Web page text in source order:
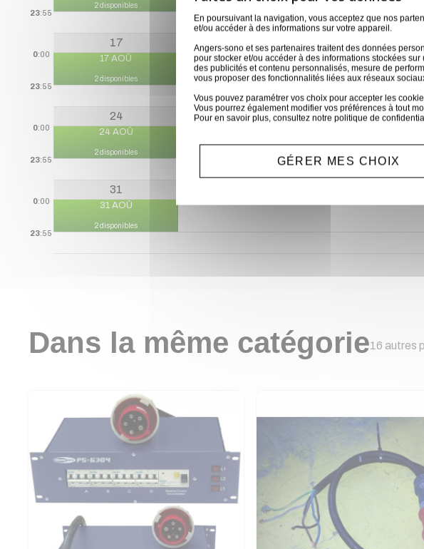
2 disponibles
23:55
17 19
0:00 17 AOÛ
2 disponibles
18 AOÛ
2 disponibles
19 AOÛ
2 disponibles
23:55
24 25 26
0:00 24 AOÛ
2 disponibles
23:55
31
0:00 31 AOÛ
2 disponibles
23:55
Dans la même catégorie16 autres
En poursuivant la navigation, vous acceptez que nos
et/ou accéder à des informations sur votre appareil.
Angers-sono et ses partenaires traitent des données
pour stocker et/ou accéder à des informations stockées
des publicités et contenu personnalisés, mesure de
vous proposer des fonctionnalités liées aux réseaux
Vous pouvez paramétrer vos choix pour accepter les
Vous pourrez également modifier vos préférences à tout
Pour en savoir plus, consultez notre politique de
GÉRER MES CHOIX